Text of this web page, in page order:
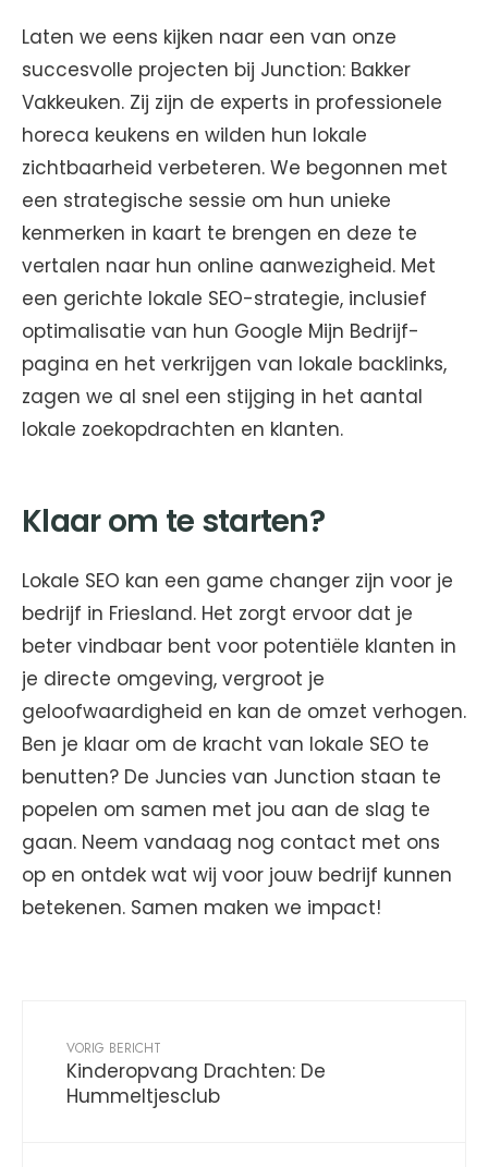
Laten we eens kijken naar een van onze
succesvolle projecten bij Junction: Bakker
Vakkeuken. Zij zijn de experts in professionele
horeca keukens en wilden hun lokale
zichtbaarheid verbeteren. We begonnen met
een strategische sessie om hun unieke
kenmerken in kaart te brengen en deze te
vertalen naar hun online aanwezigheid. Met
een gerichte lokale SEO-strategie, inclusief
optimalisatie van hun Google Mijn Bedrijf-
pagina en het verkrijgen van lokale backlinks,
zagen we al snel een stijging in het aantal
lokale zoekopdrachten en klanten.
Klaar om te starten?
Lokale SEO kan een game changer zijn voor je
bedrijf in Friesland. Het zorgt ervoor dat je
beter vindbaar bent voor potentiële klanten in
je directe omgeving, vergroot je
geloofwaardigheid en kan de omzet verhogen.
Ben je klaar om de kracht van lokale SEO te
benutten? De Juncies van Junction staan te
popelen om samen met jou aan de slag te
gaan. Neem vandaag nog contact met ons
op en ontdek wat wij voor jouw bedrijf kunnen
betekenen. Samen maken we impact!
VORIG BERICHT
Kinderopvang Drachten: De
Hummeltjesclub